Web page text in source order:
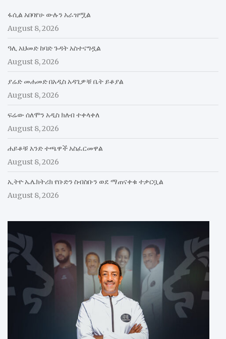
ፋሲል አበባየሁ ውሉን አራዝሟል
August 8, 2026
ዓሊ አህመድ ከባድ ጉዳት አስተናግዷል
August 8, 2026
ያሬድ መሐመድ በአዲስ አዳጊዎቹ ቤት ይቆያል
August 8, 2026
ፍሬው ሰለሞን አዲስ ክለብ ተቀላቀለ
August 8, 2026
ሐይቆቹ አንድ ተጫዋች አስፈርመዋል
August 8, 2026
ኢትዮ ኤሌክትሪክ የቡድን ስብስቡን ወደ ማጠናቀቁ ተቃርቧል
August 8, 2026